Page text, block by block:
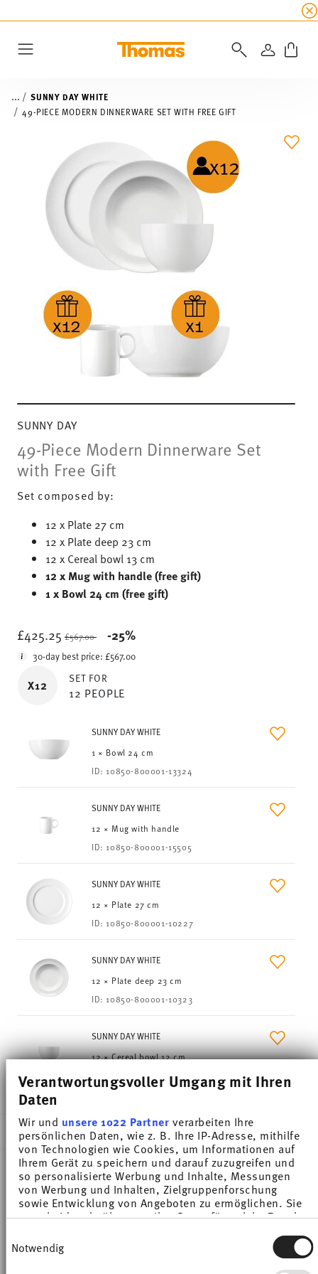
Verantwortungsvoller Umgang mit Ihren
Daten
Wir und unsere 1022 Partnerverarbeiten Ihre
persönlichen Daten, wie z. B. Ihre IP-Adresse, mithilfe
von Technologien wie Cookies, um Informationen auf
Ihrem Gerät zu speichern und darauf zuzugreifen und
so personalisierte Werbung und Inhalte, Messungen
von Werbung und Inhalten, Zielgruppenforschung
sowie Entwicklung von Angeboten zu ermöglichen. Sie
entscheiden darüber, wer Ihre Daten für welche Zwecke
Cookie-Erklärung oder durch Klicken auf das Privacy
Trigger Symbol ändern oder widerrufen
Notwendig
all
LOGIN
... SUNNY DAY WHITE
49-PIECE MODERN DINNERWARE SET WITH FREE GIFT
SUNNY DAY
49-Piece Modern Dinnerware Set
with Free Gift
Set composed by:
12 x Plate 27 cm
12 x Plate deep 23 cm
12 x Cereal bowl 13 cm
12 x Mug with handle (free gift)
1 x Bowl 24 cm (free gift)
£425.25 Price reduced from
£567.00 -25%
30-day best price:£567.00
X12 SET FOR
12 PEOPLE
SUNNY DAY WHITE
1 × Bowl 24 cm
ID:10850-800001-13324
SUNNY DAY WHITE
12 × Mug with handle
ID:10850-800001-15505
SUNNY DAY WHITE
12 × Plate 27 cm
ID:10850-800001-10227
SUNNY DAY WHITE
12 × Plate deep 23 cm
ID:10850-800001-10323
SUNNY DAY WHITE
12 × Cereal bowl 12 cm
10850-800001-15456
ADD
DESCRIPTION
Thomas Sunny Day 49-Piece Modern Dinnerware
Set, Porcelain, White
The extensive colour palette with the great variety